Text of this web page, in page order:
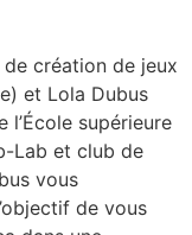
création de jeux
et Lola Dubus
supérieure
Lab et club de
vous
de vous